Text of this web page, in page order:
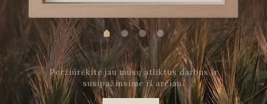
Peržiūrėkite jau mūsų atliktus darbus ir
susipažinsime iš arčiau.